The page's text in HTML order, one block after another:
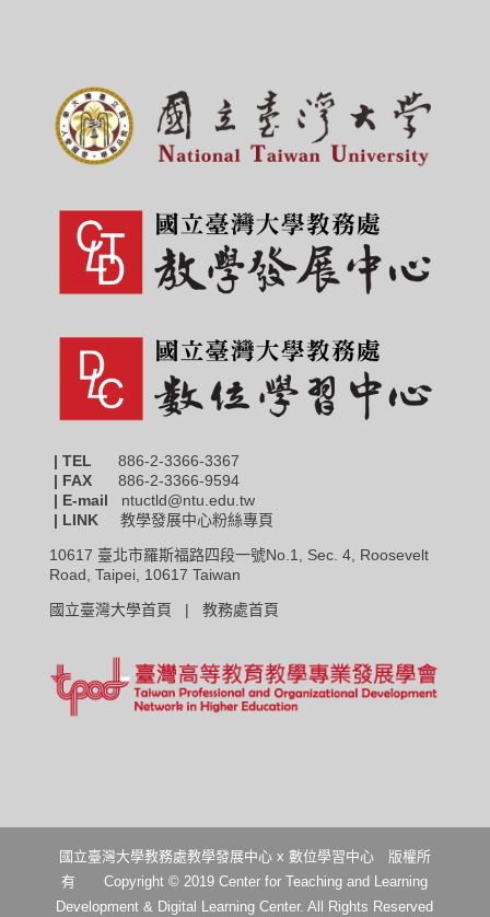
| TEL 886-2-3366-3367
| FAX
886-2-3366-9594
| E-mail ntuctld@ntu.edu.tw
| LINK 教學發展中心粉絲專頁
10617 臺北市羅斯福路四段一號No.1, Sec. 4, Roosevelt
Road, Taipei, 10617 Taiwan
國立臺灣大學首頁 | 教務處首頁
國立臺灣大學教務處教學發展中心 x 數位學習中心 版權所
有 Copyright © 2019 Center for Teaching and Learning
Development & Digital Learning Center. All Rights Reserved